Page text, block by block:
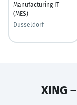
Manufacturing IT
(MES)
Düsseldorf
XING